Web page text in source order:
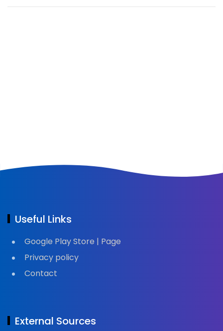
Useful Links
Google Play Store | Page
Privacy policy
Contact
External Sources